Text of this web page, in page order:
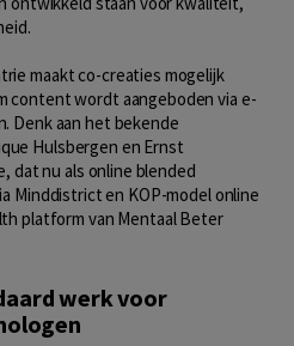
maakt co-creaties mogelijk
content wordt aangeboden via e-
Denk aan het bekende
Hulsbergen en Ernst
dat nu als online blended
Minddistrict en KOP-model online
platform van Mentaal Beter
werk voor